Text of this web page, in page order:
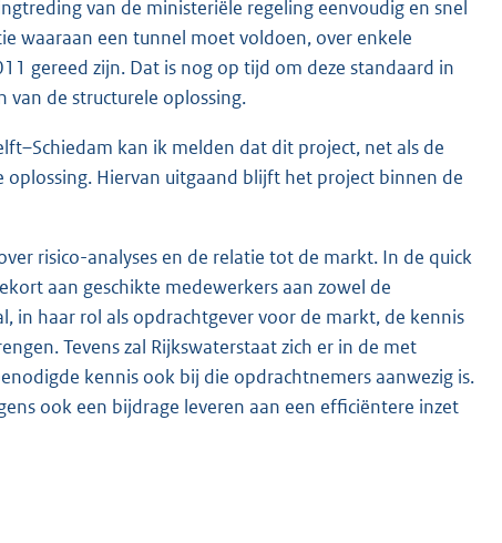
van de ministeriële regeling eenvoudig en snel
waaraan een tunnel moet voldoen, over enkele
gereed zijn. Dat is nog op tijd om deze standaard in
de structurele oplossing.
kan ik melden dat dit project, net als de
Hiervan uitgaand blijft het project binnen de
risico-analyses en de relatie tot de markt. In de quick
aan geschikte medewerkers aan zowel de
in haar rol als opdrachtgever voor de markt, de kennis
Tevens zal Rijkswaterstaat zich er in de met
kennis ook bij die opdrachtnemers aanwezig is.
ook een bijdrage leveren aan een efficiëntere inzet